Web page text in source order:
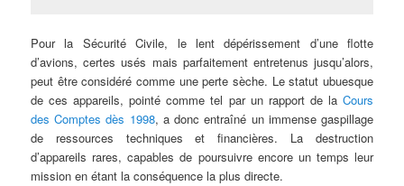
Pour la Sécurité Civile, le lent dépérissement d’une flotte
d’avions, certes usés mais parfaitement entretenus jusqu’alors,
peut être considéré comme une perte sèche. Le statut ubuesque
de ces appareils, pointé comme tel par un rapport de la Cours
des Comptes dès 1998, a donc entraîné un immense gaspillage
de ressources techniques et financières. La destruction
d’appareils rares, capables de poursuivre encore un temps leur
mission en étant la conséquence la plus directe.